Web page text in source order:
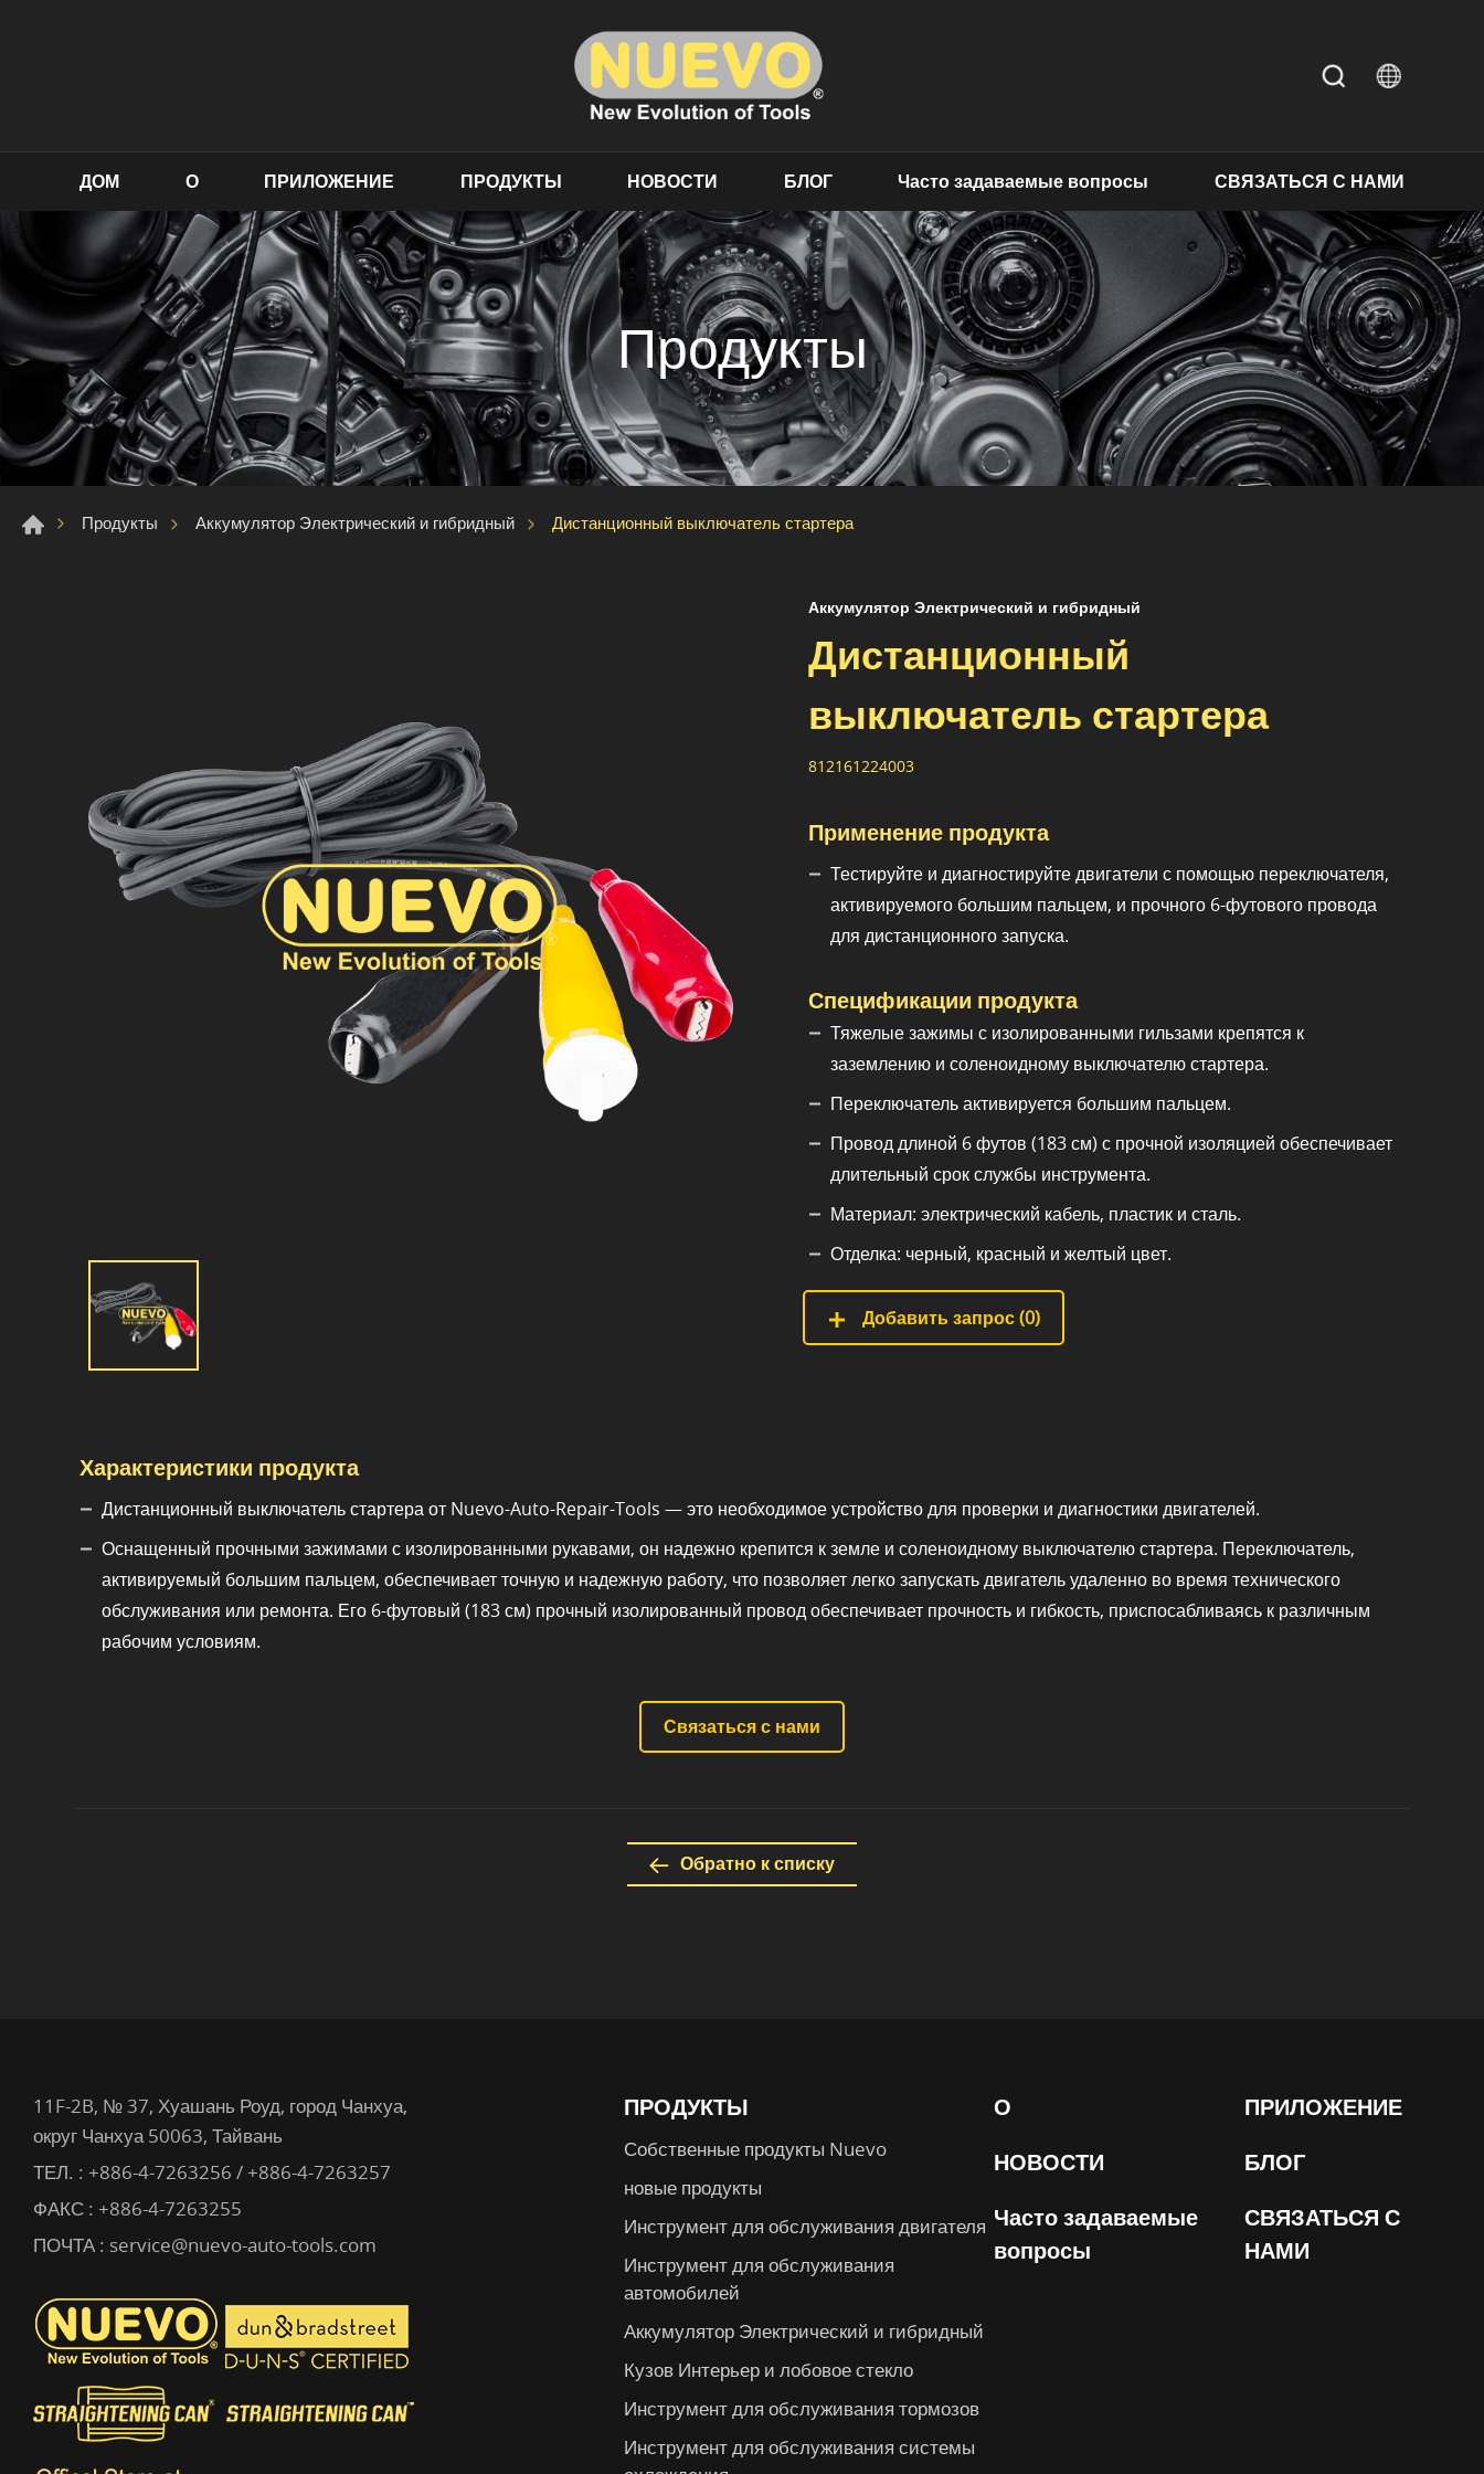
ДОМ О ПРИЛОЖЕНИЕ ПРОДУКТЫ НОВОСТИ БЛОГ Часто задаваемые вопросы СВЯЗАТЬСЯ С НАМИ
Продукты
Продукты Аккумулятор Электрический и гибридный Дистанционный выключатель стартера
Аккумулятор Электрический и гибридный
Дистанционный
выключатель стартера
812161224003
Применение продукта
Тестируйте и диагностируйте двигатели с помощью переключателя,
активируемого большим пальцем, и прочного 6-футового провода
для дистанционного запуска.
Спецификации продукта
Тяжелые зажимы с изолированными гильзами крепятся к
заземлению и соленоидному выключателю стартера.
Переключатель активируется большим пальцем.
Провод длиной 6 футов (183 см) с прочной изоляцией обеспечивает
длительный срок службы инструмента.
Материал: электрический кабель, пластик и сталь.
Отделка: черный, красный и желтый цвет.
Добавить запрос (0)
Характеристики продукта
Дистанционный выключатель стартера от Nuevo-Auto-Repair-Tools — это необходимое устройство для проверки и диагностики двигателей.
Оснащенный прочными зажимами с изолированными рукавами, он надежно крепится к земле и соленоидному выключателю стартера. Переключатель,
активируемый большим пальцем, обеспечивает точную и надежную работу, что позволяет легко запускать двигатель удаленно во время технического
обслуживания или ремонта. Его 6-футовый (183 см) прочный изолированный провод обеспечивает прочность и гибкость, приспосабливаясь к различным
рабочим условиям.
Связаться с нами
Обратно к списку
ПРОДУКТЫ
Собственные продукты Nuevo
новые продукты
Инструмент для обслуживания двигателя
Инструмент для обслуживания
автомобилей
Аккумулятор Электрический и гибридный
Кузов Интерьер и лобовое стекло
Инструмент для обслуживания тормозов
Инструмент для обслуживания системы
О
ПРИЛОЖЕНИЕ
НОВОСТИ
БЛОГ
Часто задаваемые
вопросы
СВЯЗАТЬСЯ С
НАМИ
11F-2B, № 37, Хуашань Роуд, город Чанхуа,
округ Чанхуа 50063, Тайвань
ТЕЛ. : +886-4-7263256 / +886-4-7263257
ФАКС : +886-4-7263255
ПОЧТА : service@nuevo-auto-tools.com